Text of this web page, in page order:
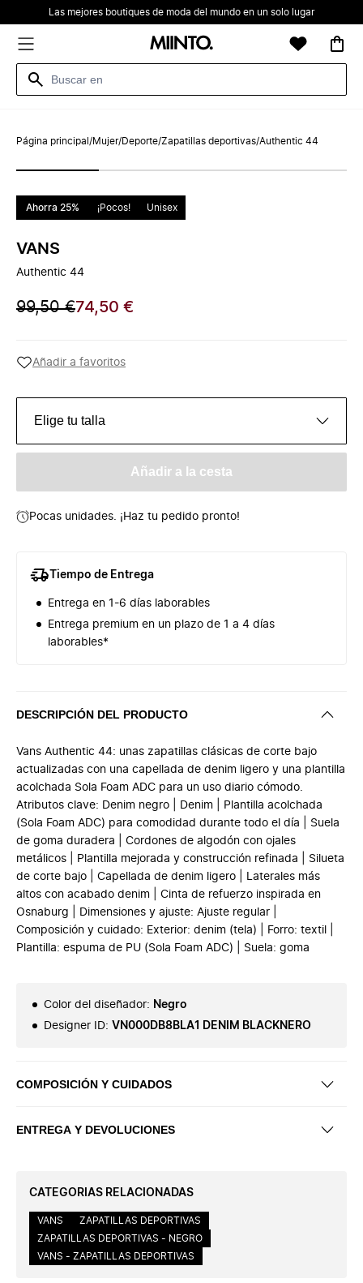
Las mejores boutiques de moda del mundo en un solo lugar
Página principal /Mujer/Deporte/Zapatillas deportivas/Authentic 44
Ahorra 25% ¡Pocos! Unisex
VANS
Authentic 44
99,50 €74,50 €
Añadir a favoritos
Elige tu talla
Añadir a la cesta
Pocas unidades. ¡Haz tu pedido pronto!
Tiempo de Entrega
Entrega en 1-6 días laborables
Entrega premium en un plazo de 1 a 4 días
laborables*
DESCRIPCIÓN DEL PRODUCTO
Vans Authentic 44: unas zapatillas clásicas de corte bajo
actualizadas con una capellada de denim ligero y una plantilla
acolchada Sola Foam ADC para un uso diario cómodo.
Atributos clave: Denim negro | Denim | Plantilla acolchada
(Sola Foam ADC) para comodidad durante todo el día | Suela
de goma duradera | Cordones de algodón con ojales
metálicos | Plantilla mejorada y construcción refinada | Silueta
de corte bajo | Capellada de denim ligero | Laterales más
altos con acabado denim | Cinta de refuerzo inspirada en
Osnaburg | Dimensiones y ajuste: Ajuste regular |
Composición y cuidado: Exterior: denim (tela) | Forro: textil |
Plantilla: espuma de PU (Sola Foam ADC) | Suela: goma
Color del diseñador: Negro
Designer ID: VN000DB8BLA1 DENIM BLACKNERO
COMPOSICIÓN Y CUIDADOS
ENTREGA Y DEVOLUCIONES
CATEGORIAS RELACIONADAS
VANS
ZAPATILLAS DEPORTIVAS
ZAPATILLAS DEPORTIVAS - NEGRO
VANS - ZAPATILLAS DEPORTIVAS